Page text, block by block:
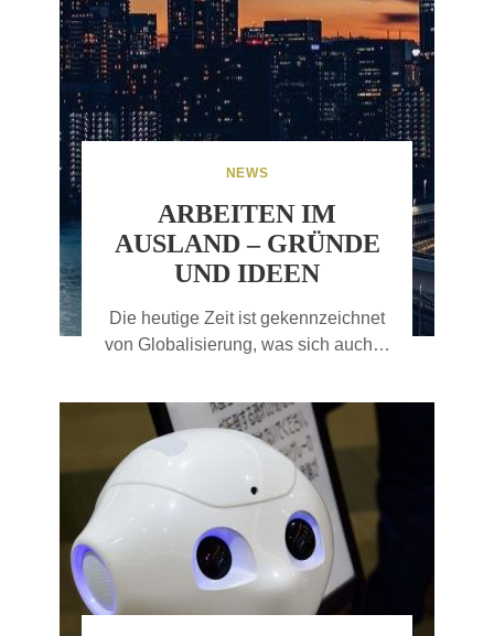
NEWS
ARBEITEN IM
AUSLAND – GRÜNDE
UND IDEEN
Die heutige Zeit ist gekennzeichnet
von Globalisierung, was sich auch…